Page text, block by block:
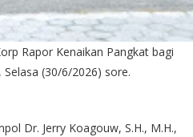
Rapor Kenaikan Pangkat bagi
(30/6/2026) sore.
Dr. Jerry Koagouw, S.H., M.H.,